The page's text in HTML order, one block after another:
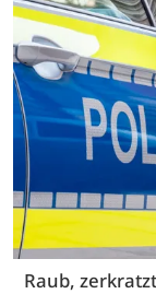
Raub,